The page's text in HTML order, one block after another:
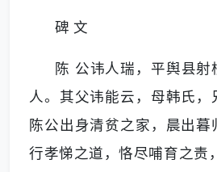
碑 文
陈 公讳人瑞，平舆县射
人。其父讳能云，母韩氏，
陈公出身清贫之家，晨出暮
行孝悌之道，恪尽哺育之责